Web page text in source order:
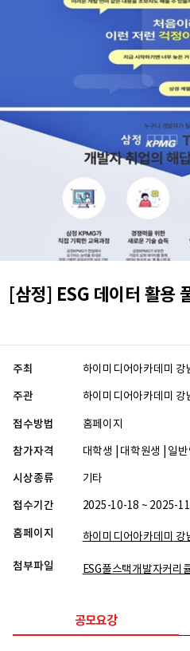
[삼정] ESG 데이터 활용
주최 하이미디어아카데미 강
주관 하이미디어아카데미 강
접수방법 홈페이지
참가자격 대학생 | 대학원생 | 일
시상종류 기타
접수기간 2025-10-18 ~ 2025-
홈페이지 하이미디어아카데미 강
첨부파일 ESG풀스택개발자커리
공모요강